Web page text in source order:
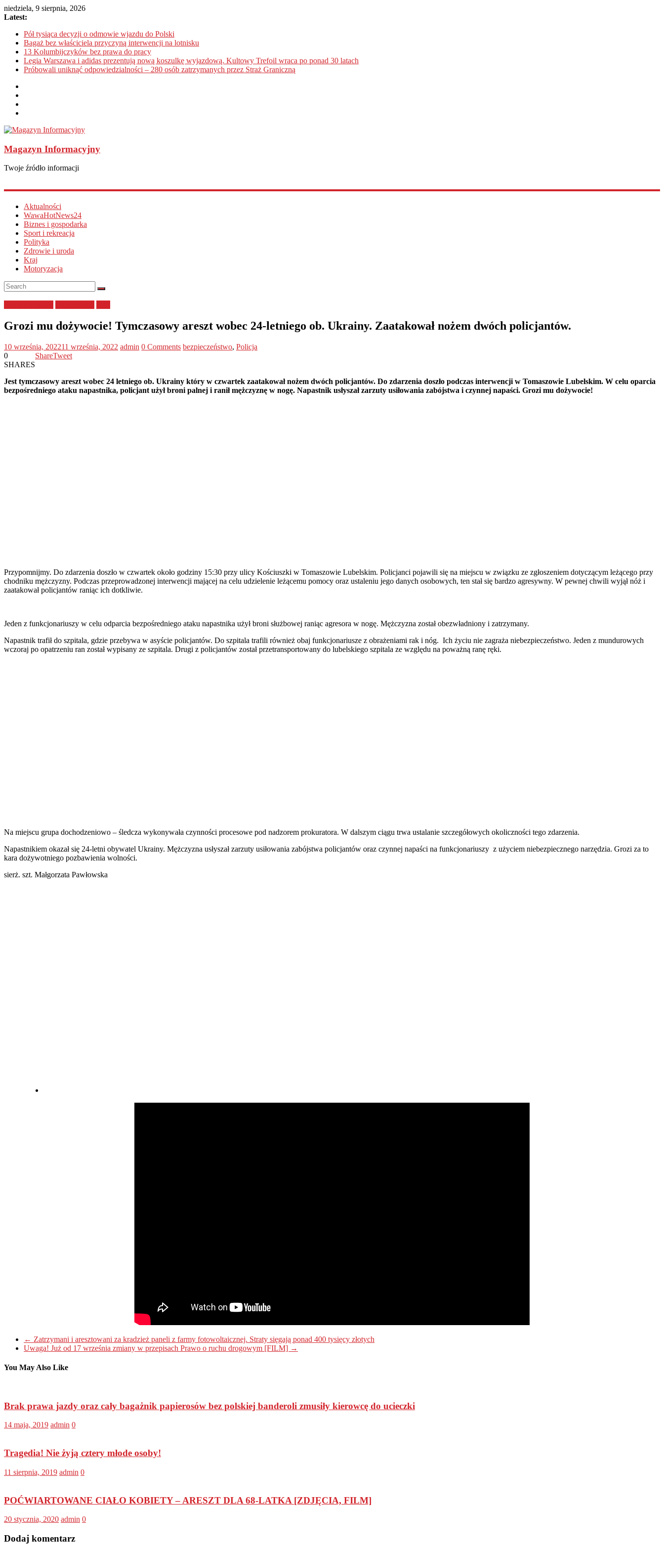
niedziela, 9 sierpnia, 2026
Latest:
Pół tysiąca decyzji o odmowie wjazdu do Polski
Bagaż bez właściciela przyczyną interwencji na lotnisku
13 Kolumbijczyków bez prawa do pracy
Legia Warszawa i adidas prezentują nową koszulkę wyjazdową. Kultowy Trefoil wraca po ponad 30 latach
Próbowali uniknąć odpowiedzialności – 280 osób zatrzymanych przez Straż Graniczną
Magazyn Informacyjny
Twoje źródło informacji
Aktualności
WawaHotNews24
Biznes i gospodarka
Sport i rekreacja
Polityka
Zdrowie i uroda
Kraj
Motoryzacja
Grozi mu dożywocie! Tymczasowy areszt wobec 24-letniego ob. Ukrainy. Zaatakował nożem dwóch policjantów.
10 września, 202211 września, 2022 admin 0 Comments bezpieczeństwo, Policja
0
SHARES
ShareTweet
Jest tymczasowy areszt wobec 24 letniego ob. Ukrainy który w czwartek zaatakował nożem dwóch policjantów. Do zdarzenia doszło podczas interwencji w Tomaszowie Lubelskim. W celu oparcia
bezpośredniego ataku napastnika, policjant użył broni palnej i ranił mężczyznę w nogę. Napastnik usłyszał zarzuty usiłowania zabójstwa i czynnej napaści. Grozi mu dożywocie!
Przypomnijmy. Do zdarzenia doszło w czwartek około godziny 15:30 przy ulicy Kościuszki w Tomaszowie Lubelskim. Policjanci pojawili się na miejscu w związku ze zgłoszeniem dotyczącym leżącego przy
chodniku mężczyzny. Podczas przeprowadzonej interwencji mającej na celu udzielenie leżącemu pomocy oraz ustaleniu jego danych osobowych, ten stał się bardzo agresywny. W pewnej chwili wyjął nóż i
zaatakował policjantów raniąc ich dotkliwie.
Jeden z funkcjonariuszy w celu odparcia bezpośredniego ataku napastnika użył broni służbowej raniąc agresora w nogę. Mężczyzna został obezwładniony i zatrzymany.
Napastnik trafił do szpitala, gdzie przebywa w asyście policjantów. Do szpitala trafili również obaj funkcjonariusze z obrażeniami rak i nóg. Ich życiu nie zagraża niebezpieczeństwo. Jeden z mundurowych
wczoraj po opatrzeniu ran został wypisany ze szpitala. Drugi z policjantów został przetransportowany do lubelskiego szpitala ze względu na poważną ranę ręki.
Na miejscu grupa dochodzeniowo – śledcza wykonywała czynności procesowe pod nadzorem prokuratora. W dalszym ciągu trwa ustalanie szczegółowych okoliczności tego zdarzenia.
Napastnikiem okazał się 24-letni obywatel Ukrainy. Mężczyzna usłyszał zarzuty usiłowania zabójstwa policjantów oraz czynnej napaści na funkcjonariuszy z użyciem niebezpiecznego narzędzia. Grozi za to
kara dożywotniego pozbawienia wolności.
sierż. szt. Małgorzata Pawłowska
← Zatrzymani i aresztowani za kradzież paneli z farmy fotowoltaicznej. Straty sięgają ponad 400 tysięcy złotych
Uwaga! Już od 17 września zmiany w przepisach Prawo o ruchu drogowym [FILM] →
You May Also Like
Brak prawa jazdy oraz cały bagażnik papierosów bez polskiej banderoli zmusiły kierowcę do ucieczki
14 maja, 2019 admin 0
Tragedia! Nie żyją cztery młode osoby!
11 sierpnia, 2019 admin 0
POĆWIARTOWANE CIAŁO KOBIETY – ARESZT DLA 68-LATKA [ZDJĘCIA, FILM]
20 stycznia, 2020 admin 0
Dodaj komentarz